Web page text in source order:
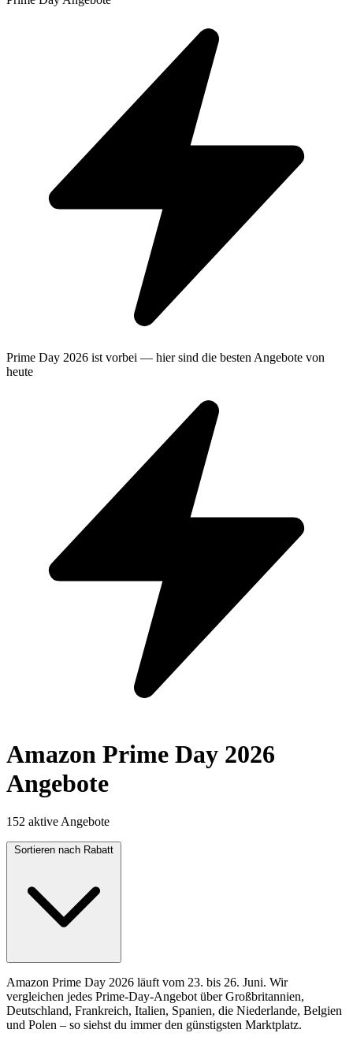
Prime Day 2026 ist vorbei — hier sind die besten Angebote von
heute
Amazon Prime Day 2026
Angebote
152 aktive Angebote
Sortieren nach Rabatt
Amazon Prime Day 2026 läuft vom 23. bis 26. Juni. Wir
vergleichen jedes Prime-Day-Angebot über Großbritannien,
Deutschland, Frankreich, Italien, Spanien, die Niederlande, Belgien
und Polen – so siehst du immer den günstigsten Marktplatz.